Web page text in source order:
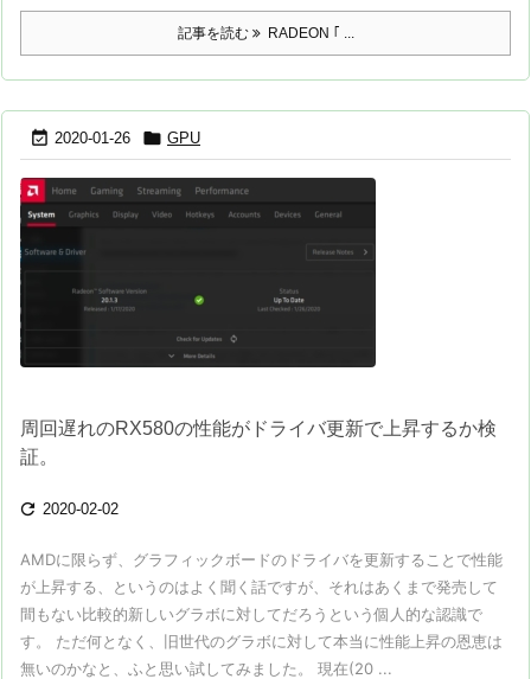
記事を読む RADEON ｢ ...
 2020-01-26  GPU
周回遅れのRX580の性能がドライバ更新で上昇するか検
証。
 2020-02-02
AMDに限らず、グラフィックボードのドライバを更新することで性能
が上昇する、というのはよく聞く話ですが、それはあくまで発売して
間もない比較的新しいグラボに対してだろうという個人的な認識で
す。 ただ何となく、旧世代のグラボに対して本当に性能上昇の恩恵は
無いのかなと、ふと思い試してみました。 現在(20 ...